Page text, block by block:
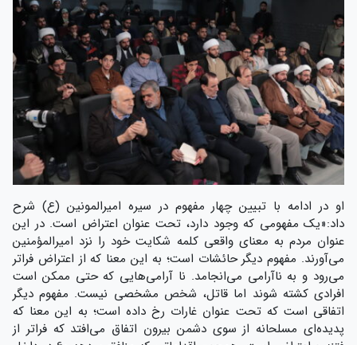
او در ادامه با تبیین چهار مفهوم در سیره امیرالمونین (ع) شرح
داد:«یک مفهومی که وجود دارد، تحت عنوان اعتراض است. در این
عنوان مردم به معنای واقعی کلمه شکایت خود را نزد امیرالمؤمنین
می‌آورند. مفهوم دیگر حائشات است؛ به این معنا که از اعتراض فراتر
می‌رود و به ناآرامی می‌انجامد. نا آرامی‌هایی که حتی ممکن است
افرادی کشته شوند اما قاتل، شخص مشخصی نیست. مفهوم دیگر
اتفاقی است که تحت عنوان غارات رخ داده است؛ به این معنا که
پدیده‌ای مسلحانه از سوی دشمن بیرون اتفاق می‌افتد که فراتر از